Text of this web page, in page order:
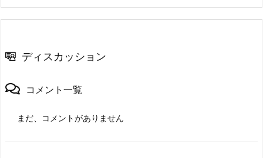
ディスカッション
コメント一覧
まだ、コメントがありません